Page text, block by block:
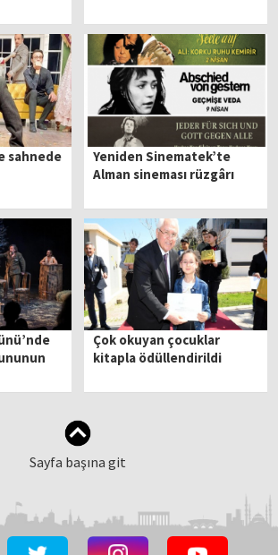
sahnede
Yeniden Sinematek’te
Alman sineması rüzgârı
Çok okuyan çocuklar
kitapla ödüllendirildi
Sayfa başına git